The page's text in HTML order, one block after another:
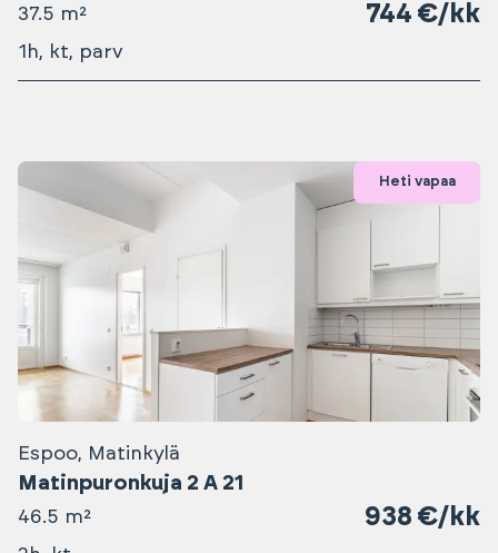
37.5 m² 744 €/kk
1h, kt, parv
Heti vapaa
Espoo, Matinkylä
Matinpuronkuja 2 A 21
46.5 m² 938 €/kk